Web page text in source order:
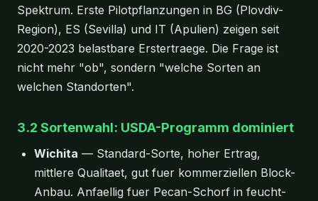
Spektrum. Erste Pilotpflanzungen in BG (Plovdiv-
Region), ES (Sevilla) und IT (Apulien) zeigen seit
2020-2023 belastbare Erstertraege. Die Frage ist
nicht mehr "ob", sondern "welche Sorten an
welchen Standorten".
3.2 Sortenwahl: USDA-Programm dominiert
Wichita — Standard-Sorte, hoher Ertrag,
mittlere Qualitaet, gut fuer kommerziellen Block-
Anbau. Anfaellig fuer Pecan-Schorf in feucht-